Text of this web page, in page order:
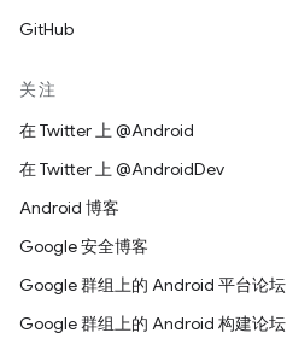
GitHub
关注
在 Twitter 上 @Android
在 Twitter 上 @AndroidDev
Android 博客
Google 安全博客
Google 群组上的 Android 平台论坛
Google 群组上的 Android 构建论坛